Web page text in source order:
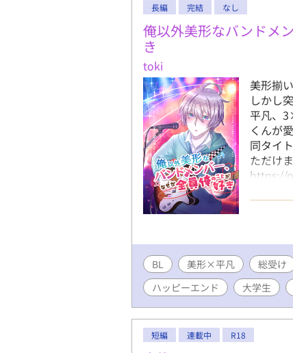
られた無駄のない体躯。 特
なアルファの家系だが、音楽
費は切り詰めているが、バイ
ドメンバー（3ピースバンド
バンドのムードメーカー的存
ファ（α） 特徴：大柄で無骨
長編 完結 なし
俺以外美形なバンドメ
き
toki
美形揃
しかし
平凡、
くんが
同タイ
ただけ
https://
ロゴデ
BL 美形×平凡 総受け
ハッピーエンド
大学生
短編 連載中 R18